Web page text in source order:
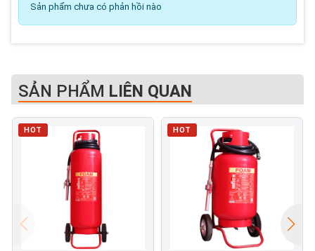
Sản phẩm chưa có phản hồi nào
SẢN PHẨM LIÊN QUAN
HOT HOT